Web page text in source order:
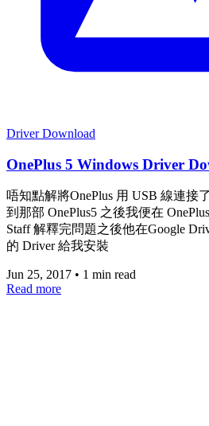
Driver Download
OnePlus 5 Windows Driver
唔知點解將OnePlus 用 USB 線連接
到那部 OnePlus5 之後我便在
Staff 解釋完問題之後他在Google
的 Driver 給我安裝
Jun 25, 2017 • 1 min read
Read more